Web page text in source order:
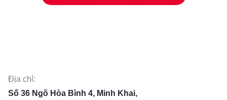
Địa chỉ:
Số 36 Ngõ Hòa Bình 4, Minh Khai,